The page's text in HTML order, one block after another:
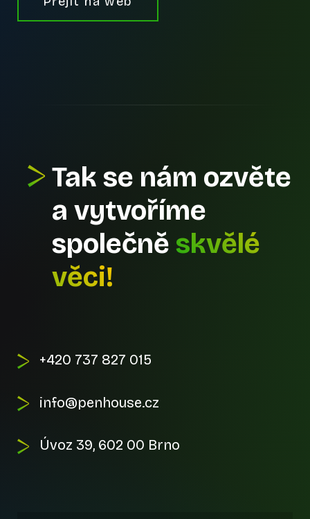
Tak se nám ozvěte
a vytvoříme
společně skvělé
věci!
+420 737 827 015
info@penhouse.cz
Úvoz 39, 602 00 Brno